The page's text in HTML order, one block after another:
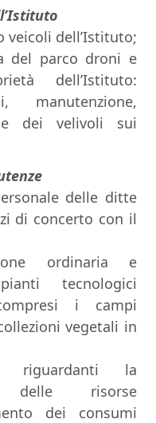
veicoli dell’Istituto;
del parco droni e
dell’Istituto:
dei velivoli sui
delle ditte
di concerto con il
ordinaria e
tecnologici
i campi
vegetali in
la
delle risorse
dei consumi